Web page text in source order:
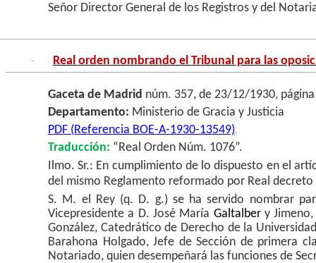
Señor Director General de los Registros y del
· Real orden nombrando el Tribunal para las
Gaceta de Madrid núm. 357, de 23/12/1930,
Departamento: Ministerio de Gracia y Justicia
PDF (Referencia BOE-A-1930-13549)
Traducción: “Real Orden Núm. 1076”.
Ilmo. Sr.: En cumplimiento de lo dispuesto en el
del mismo Reglamento reformado por Real
S. M. el Rey (q. D. g.) se ha servido nombrar
Vicepresidente a D. José María Galtalbery Jimeno,
González, Catedrático de Derecho de la
Barahona Holgado, Jefe de Sección de primera
Notariado, quien desempeñará las funciones de